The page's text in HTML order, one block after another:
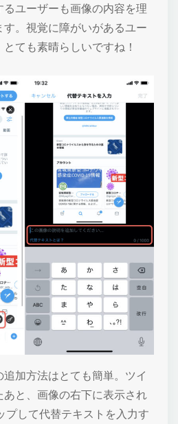
ユーザーも画像の内容を理
。視覚に障がいがあるユー
ても素晴らしいですね！
加方法はとても簡単。ツイ
と、画像の右下に表示され
プして代替テキストを入力す